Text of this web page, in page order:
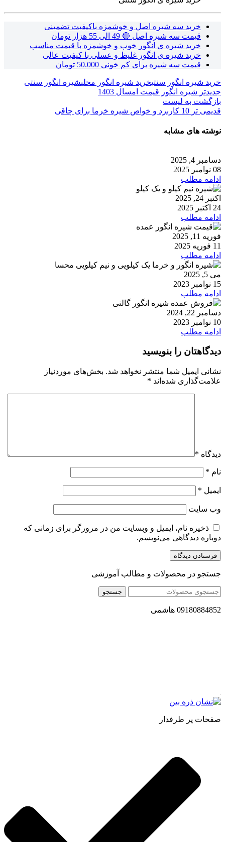
خرید سه شیره اصل و خوشمزه باکیفیت تضمینی
قیمت سه شیره اصل 🔴 49 الی 55 هزار تومان
خرید شیره ی انگور خوب و خوشمزه با قیمت مناسب
خرید شیره ی انگور غلیظ و عسلی با کیفیت عالی
قیمت سه شیره برای کم خونی 50.000 تومان
خرید شیره انگور سنتیخرید شیره انگور محلیشیره انگور سنتی
جدیدتر شیره انگور قیمت امسال 1403
بازگشت به لیست
قدیمی تر 10 کاربرد و خواص شیره خرما برای چاقی
نوشته های مشابه
دسامبر 4, 2025
08 نوامبر 2025
ادامه مطلب
اکتبر 24, 2025
24 اکتبر 2025
ادامه مطلب
فوریه 11, 2025
11 فوریه 2025
ادامه مطلب
می 5, 2025
15 نوامبر 2023
ادامه مطلب
دسامبر 22, 2024
10 نوامبر 2023
ادامه مطلب
دیدگاهتان را بنویسید
نشانی ایمیل شما منتشر نخواهد شد. بخش‌های موردنیاز
علامت‌گذاری شده‌اند *
دیدگاه *
نام *
ایمیل *
وب‌ سایت
ذخیره نام، ایمیل و وبسایت من در مرورگر برای زمانی که
دوباره دیدگاهی می‌نویسم.
جستجو در محصولات و مطالب آموزشی
جستجو
09180884852 هاشمی
صفحات پر طرفدار